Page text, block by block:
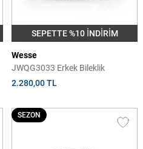
SEPETTE %10 İNDİRİM
Wesse
JWQG3033 Erkek Bileklik
2.280,00 TL
SEZON